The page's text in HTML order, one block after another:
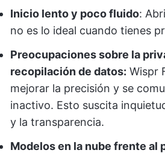
Inicio lento y poco fluido:
no es lo ideal cuando tienes
Preocupaciones sobre la
recopilación de datos: Wispr
mejorar la precisión y se
inactivo. Esto suscita
y la transparencia.
Modelos en la nube frente al